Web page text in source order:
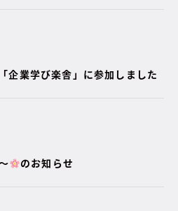
企業学び楽舎」に参加しました
のお知らせ